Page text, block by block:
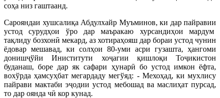
соҳа низ гаштаанд.
Сарояндаи хушсалиқа Абдулхайр Муъминов, ки дар пайравии
устод сурудҳои ўро дар маъракаю хурсандиҳои мардум
тақлиду бозхонӣ мекард, аз хотираҳояш дар бораи устод чунин
ёдовар мешавад, ки солҳои 80-уми асри гузашта, ҳангоми
донишҷўйи Иниститути хоҷагии қишлоқи Тоҷикистон
буданаш, боре дар як сафари ҳунарӣ бо устод имкон ёфта,
вохўрда ҳамсуҳбат мегардаду мегўяд: - Мехоҳад, ки мухлису
пайрави мактаби эҷодии устод мебошад ва маслиҳат пурсад,
то дар оянда чӣ кор кунад.